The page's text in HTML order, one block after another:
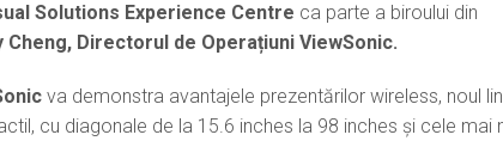
Solutions Experience Centre ca parte a biroului din
Cheng, Directorul de Operațiuni ViewSonic.
va demonstra avantajele prezentărilor wireless, noul
cu diagonale de la 15.6 inches la 98 inches și cele mai